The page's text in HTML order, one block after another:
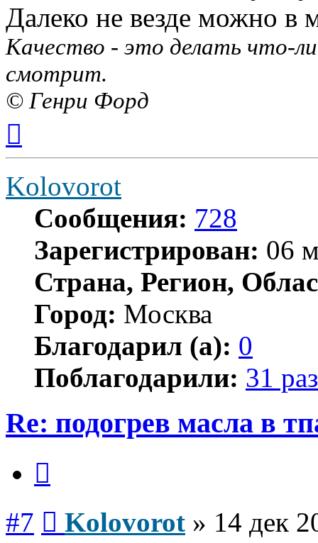
Далеко не везде можно в
Качество - это делать что-
смотрит.
© Генри Форд
началу
Kolovorot
Сообщения: 728
Зарегистрирован: 06
Страна, Регион,
Город: Москва
Благодарил (а): 0
Поблагодарили: 31 раз
Re: подогрев масла в
#7 Kolovorot » 14 дек